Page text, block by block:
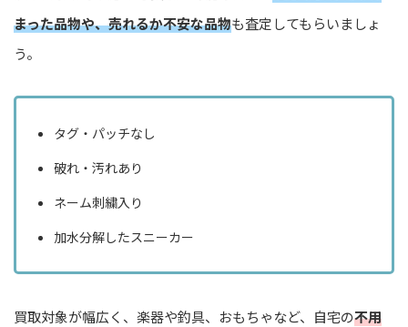
まった品物や、売れるか不安な品物も査定してもらいましょ
う。
タグ・パッチなし
破れ・汚れあり
ネーム刺繍入り
加水分解したスニーカー
買取対象が幅広く、楽器や釣具、おもちゃなど、自宅の不用